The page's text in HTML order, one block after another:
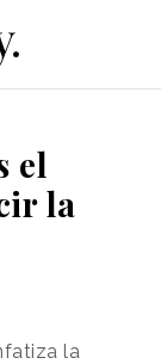
el
la
la